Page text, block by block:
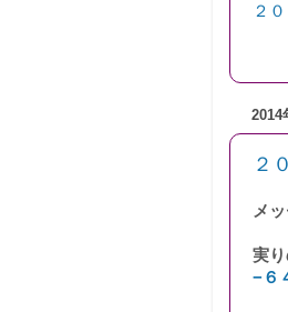
２
2014
２
メ
実
−６